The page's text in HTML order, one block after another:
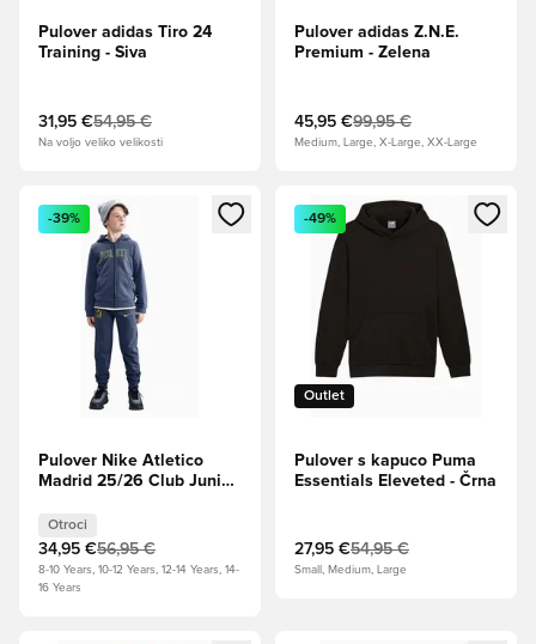
Pulover adidas Tiro 24
Training - Siva
31,95 €54,95 €
Na voljo veliko velikosti
Pulover adidas Z.N.E.
Premium - Zelena
45,95 €99,95 €
Medium, Large, X-Large, XX-Large
Odpre Modal za prijavo ali vpis kot član
-39%
Pulover Nike Atletico
Madrid 25/26 Club Junior
Otroci
34,95 €56,95 €
8-10 Years, 10-12 Years, 12-14 Years, 14-
16 Years
Odpre Modal za prijavo ali
Outlet
-49%
Pulover s kapuco Puma
Essentials Eleveted - Črna
27,95 €54,95 €
Small, Medium, Large